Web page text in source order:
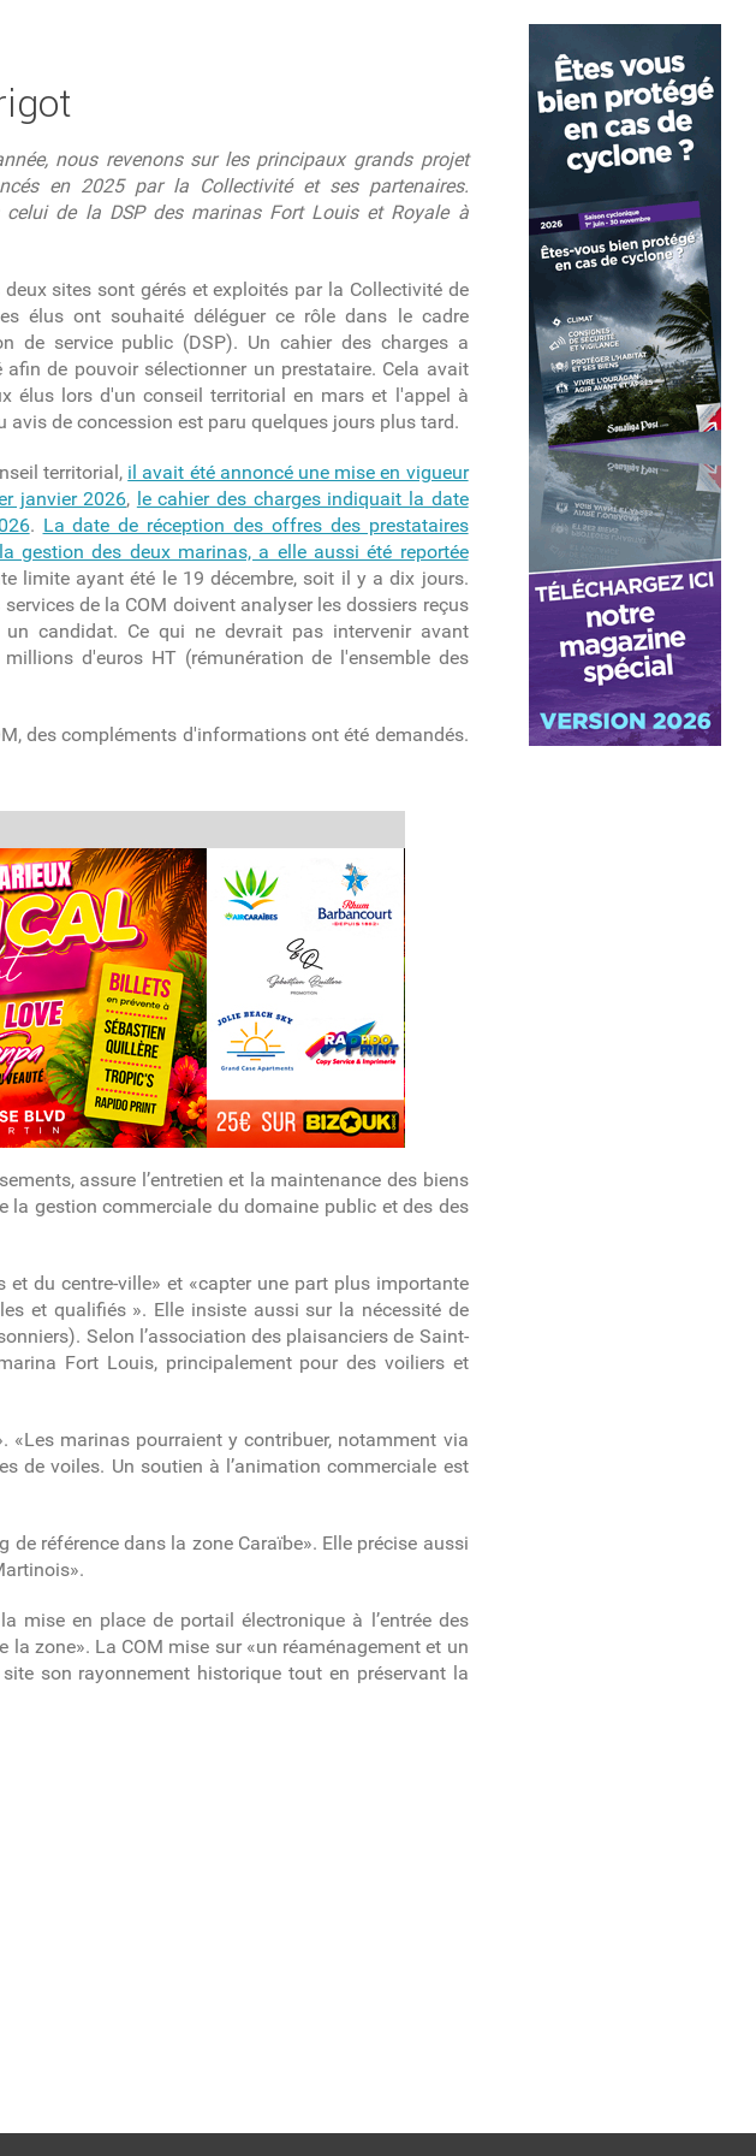
nous revenons sur les principaux grands projet
en 2025 par la Collectivité et ses partenaires.
celui de la DSP des marinas Fort Louis et Royale à
sites sont gérés et exploités par la Collectivité de
élus ont souhaité déléguer ce rôle dans le cadre
de service public (DSP). Un cahier des charges a
afin de pouvoir sélectionner un prestataire. Cela avait
élus lors d'un conseil territorial en mars et l'appel à
avis de concession est paru quelques jours plus tard.
territorial, il avait été annoncé une mise en vigueur
janvier 2026, le cahier des charges indiquait la date
. La date de réception des offres des prestataires
gestion des deux marinas, a elle aussi été reportée
limite ayant été le 19 décembre, soit il y a dix jours.
de la COM doivent analyser les dossiers reçus
un candidat. Ce qui ne devrait pas intervenir avant
d'euros HT (rémunération de l'ensemble des
des compléments d'informations ont été demandés.
assure l’entretien et la maintenance des biens
la gestion commerciale du domaine public et des des
du centre-ville» et «capter une part plus importante
et qualifiés ». Elle insiste aussi sur la nécessité de
Selon l’association des plaisanciers de Saint-
Fort Louis, principalement pour des voiliers et
«Les marinas pourraient y contribuer, notamment via
de voiles. Un soutien à l’animation commerciale est
référence dans la zone Caraïbe». Elle précise aussi
mise en place de portail électronique à l’entrée des
zone». La COM mise sur «un réaménagement et un
son rayonnement historique tout en préservant la